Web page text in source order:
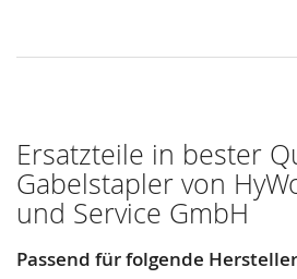
Ersatzteile in bester
Gabelstapler von
und Service GmbH
Passend für folgende